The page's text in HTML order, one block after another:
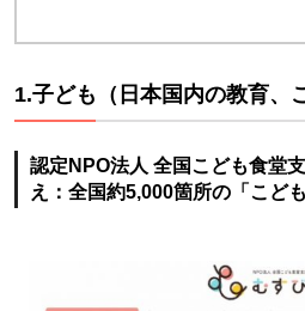
ェク
どもが
ない社
会を目
認定
NPO法人e-
1.子ども（日本国内の教育、
認定NPO法人 全国こども食堂
え：全国約5,000箇所の「こど